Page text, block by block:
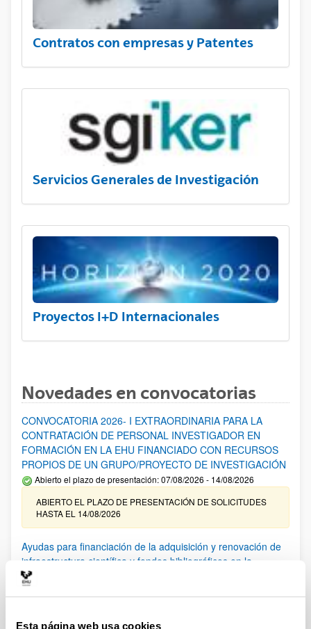
Esta página web usa cookies
Contratos con empresas y Patentes
Servicios Generales de Investigación
Proyectos I+D Internacionales
Novedades en convocatorias
CONVOCATORIA 2026- I EXTRAORDINARIA PARA LA
CONTRATACIÓN DE PERSONAL INVESTIGADOR EN
FORMACIÓN EN LA EHU FINANCIADO CON RECURSOS
PROPIOS DE UN GRUPO/PROYECTO DE INVESTIGACIÓN
Abierto el plazo de presentación: 07/08/2026 - 14/08/2026
ABIERTO EL PLAZO DE PRESENTACIÓN DE SOLICITUDES
HASTA EL 14/08/2026
Ayudas para financiación de la adquisición y renovación de
infraestructura científica y fondos bibliográficos en la
UPV/EHU 2026
solicitudes admitidas y excluidas. 23/03/2026: Relación